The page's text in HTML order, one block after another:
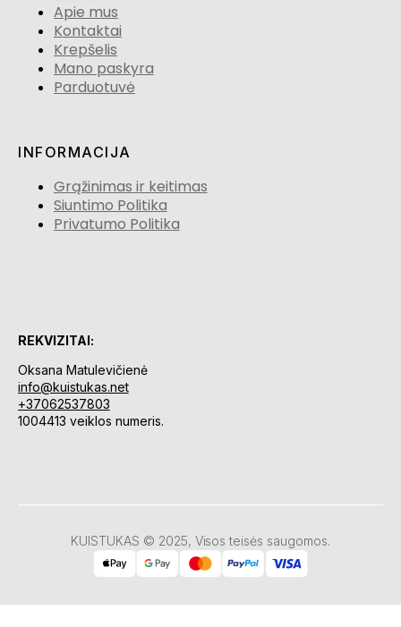
Apie mus
Kontaktai
Krepšelis
Mano paskyra
Parduotuvė
INFORMACIJA
Grąžinimas ir keitimas
Siuntimo Politika
Privatumo Politika
REKVIZITAI:
Oksana Matulevičienė
info@kuistukas.net
+37062537803
1004413 veiklos numeris.
KUISTUKAS © 2025, Visos teisės saugomos.